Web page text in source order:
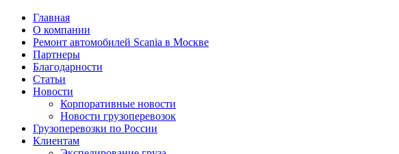
Главная
О компании
Ремонт автомобилей Scania в Москве
Партнеры
Благодарности
Статьи
Новости
Корпоративные новости
Новости грузоперевозок
Грузоперевозки по России
Клиентам